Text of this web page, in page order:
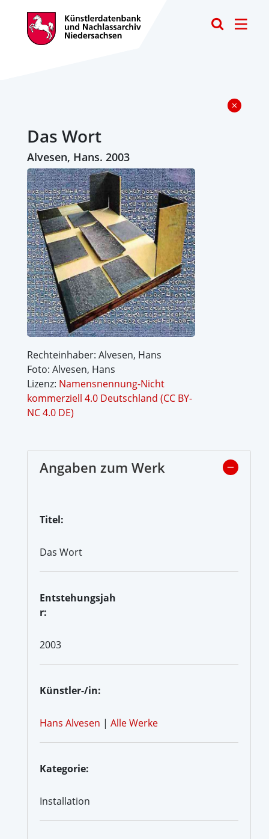
Das Wort
Alvesen, Hans. 2003
Rechteinhaber: Alvesen, Hans
Foto: Alvesen, Hans
Lizenz: Namensnennung-Nicht
kommerziell 4.0 Deutschland (CC BY-
NC 4.0 DE)
Angaben zum Werk
Titel:
Das Wort
Entstehungsjah
r:
2003
Künstler-/in:
Hans Alvesen | Alle Werke
Kategorie:
Installation